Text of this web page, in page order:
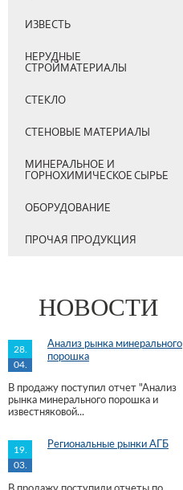
ИЗВЕСТЬ
НЕРУДНЫЕ
СТРОЙМАТЕРИАЛЫ
СТЕКЛО
СТЕНОВЫЕ МАТЕРИАЛЫ
МИНЕРАЛЬНОЕ И
ГОРНОХИМИЧЕСКОЕ СЫРЬЕ
ОБОРУДОВАНИЕ
ПРОЧАЯ ПРОДУКЦИЯ
НОВОСТИ
28.
04.
Анализ рынка минерального
порошка
В продажу поступил отчет "Анализ
рынка минерального порошка и
известняковой...
19.
03.
Региональные рынки АГБ